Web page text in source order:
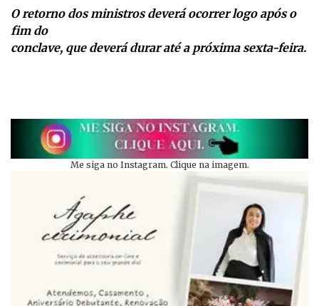
O retorno dos ministros deverá ocorrer logo após o
fim do
conclave, que deverá durar até a próxima sexta-feira.
Me siga no Instagram. Clique na imagem.